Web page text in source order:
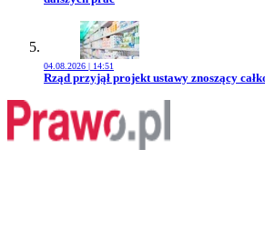
04.08.2026 | 14:51
Przejdź do artykułu:
Rząd przyjął projekt ustawy znoszący